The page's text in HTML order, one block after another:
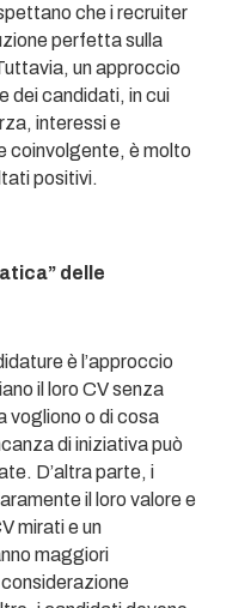
che i recruiter
perfetta sulla
un approccio
dei candidati, in cui
interessi e
coinvolgente, è molto
positivi.
delle
è l’approccio
il loro CV senza
vogliono o di cosa
di iniziativa può
D’altra parte, i
il loro valore e
mirati e un
maggiori